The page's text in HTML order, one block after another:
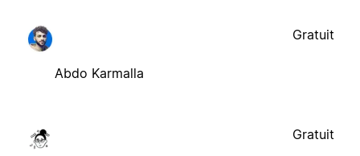
Abdo Karmalla
Gratuit
Gratuit